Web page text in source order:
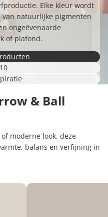
Elke kleur wordt
van natuurlijke pigmenten
ongeëvenaarde
of plafond.
& Ball
moderne look, deze
balans en verfijning in
Farrow & Ball